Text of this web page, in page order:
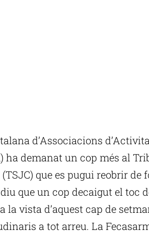
d’Associacions
ha demanat un cop més al
que es pugui reobrir de
que un cop decaigut el toc
vista d’aquest cap de
a tot arreu. La